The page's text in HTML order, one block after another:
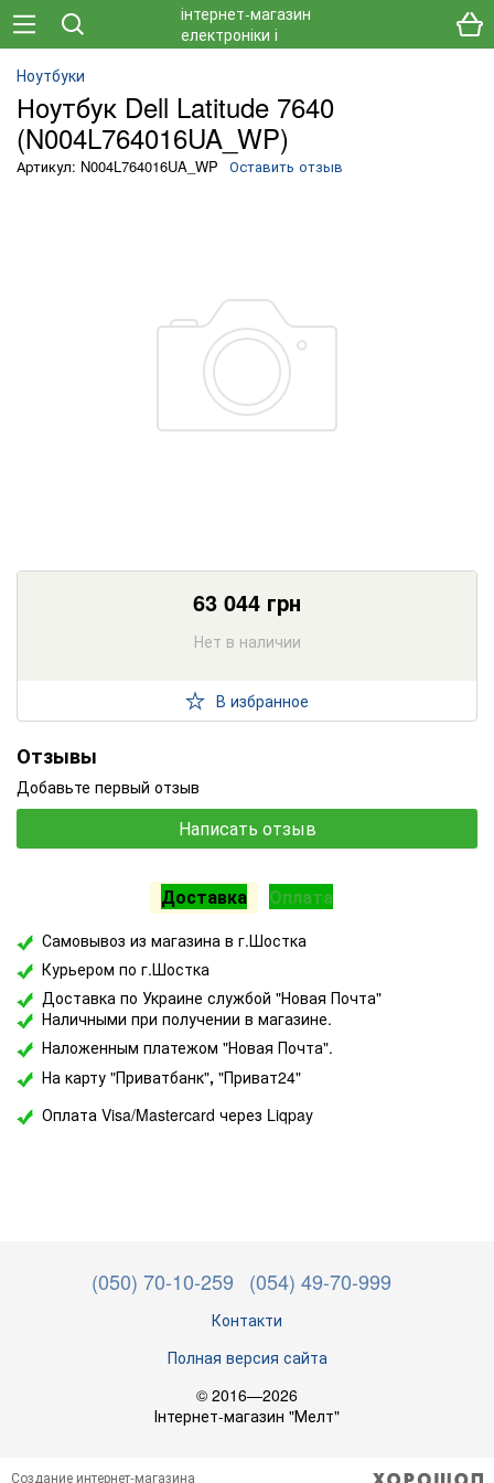
Ноутбуки
Ноутбук Dell Latitude 7640
(N004L764016UA_WP)
Артикул: N004L764016UA_WP Оставить отзыв
63 044 грн
Нет в наличии
В избранное
Отзывы
Добавьте первый отзыв
Написать отзыв
Доставка Оплата
Самовывоз из магазина в г.Шостка
Курьером по г.Шостка
Доставка по Украине службой "Новая Почта"
Наличными при получении в магазине.
Наложенным платежом "Новая Почта".
На карту "Приватбанк", "Приват24"
Оплата Visa/Mastercard через Liqpay
(050) 70-10-259 (054) 49-70-999
Контакти
Полная версия сайта
© 2016—2026
Інтернет-магазин "Мелт"
Создание интернет-магазина